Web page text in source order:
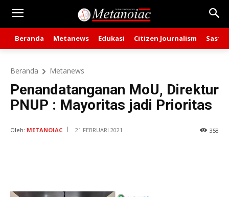
Beranda Metanews Edukasi Citizen Journalism Sastra
Beranda Metanews
Penandatanganan MoU, Direktur
PNUP : Mayoritas jadi Prioritas
358
Oleh: METANOIAC 21 FEBRUARI 2021